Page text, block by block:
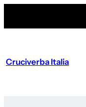
Cruciverba Italia